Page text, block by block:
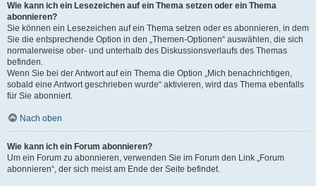
Wie kann ich ein Lesezeichen auf ein Thema setzen oder ein Thema
abonnieren?
Sie können ein Lesezeichen auf ein Thema setzen oder es abonnieren, in dem
Sie die entsprechende Option in den „Themen-Optionen“ auswählen, die sich
normalerweise ober- und unterhalb des Diskussionsverlaufs des Themas
befinden.
Wenn Sie bei der Antwort auf ein Thema die Option „Mich benachrichtigen,
sobald eine Antwort geschrieben wurde“ aktivieren, wird das Thema ebenfalls
für Sie abonniert.
Nach oben
Wie kann ich ein Forum abonnieren?
Um ein Forum zu abonnieren, verwenden Sie im Forum den Link „Forum
abonnieren“, der sich meist am Ende der Seite befindet.